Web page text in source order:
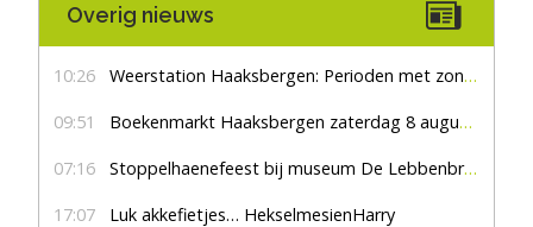
Overig nieuws
10:26 Weerstation Haaksbergen: Perioden met zon en droog
09:51 Boekenmarkt Haaksbergen zaterdag 8 augustus, marktplein Haaksbergen
07:16 Stoppelhaenefeest bij museum De Lebbenbrugge
17:07 Luk akkefietjes… HekselmesienHarry